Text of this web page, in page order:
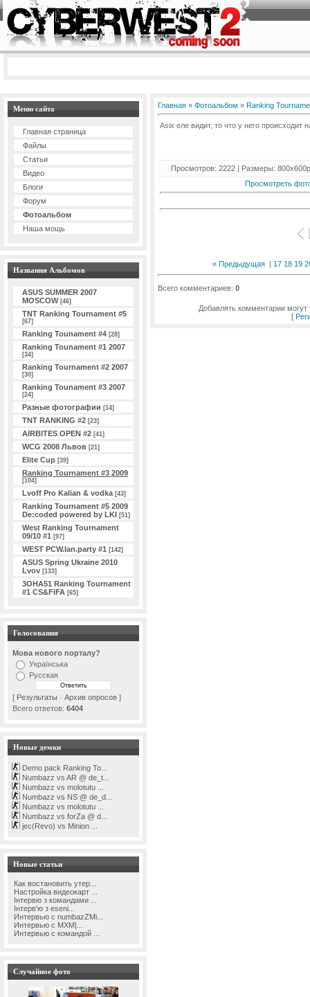
Меню сайта
Главная страница
Файлы
Статьи
Видео
Блоги
Форум
Фотоальбом
Наша мощь
Названия Альбомов
ASUS SUMMER 2007
MOSCOW [46]
TNT Ranking Tournament #5
[67]
Ranking Tounament #4 [28]
Ranking Tounament #1 2007
[34]
Ranking Tournament #2 2007
[30]
Ranking Tounament #3 2007
[24]
Разные фотографии [14]
TNT RANKING #2 [23]
AIRBITES OPEN #2 [41]
WCG 2008 Львов [21]
Elite Cup [39]
Ranking Tournament #3 2009
[104]
Lvoff Pro Kalian & vodka [43]
Ranking Tournament #5 2009
De:coded powered by LKI [51]
West Ranking Tournament
09/10 #1 [97]
WEST PCW.lan.party #1 [142]
ASUS Spring Ukraine 2010
Lvov [133]
3ОHA51 Ranking Tournament
#1 CS&FiFA [65]
Голосования
Мова нового порталу?
Українська
Русская
[ Результаты · Архив опросов ]
Всего ответов: 6404
Новые демки
Demo pack Ranking To...
Numbazz vs AR @ de_t...
Numbazz vs molotutu ...
Numbazz vs NS @ de_d...
Numbazz vs molotutu ...
Numbazz vs forZa @ d...
jec(Revo) vs Minion ...
Новые статьи
Как востановить утер...
Настройка видеокарт ...
Інтервю з командами ...
Інтерв'ю з eseni...
Интервью с numbazZMi...
Интервью с MXM|...
Интервью с командой ...
Случайное фото
Главная » Фотоальбом » Ranking
Asix еле видит, то что у него
Просмотров: 2222 | Размеры:
Просмотреть
« Предыдущая | 17 18 19
Всего комментариев: 0
Добавлять комментарии могут
[